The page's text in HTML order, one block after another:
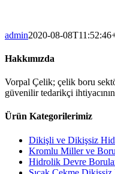
admin2020-08-
Hakkımızda
Vorpal Çelik; çelik boru
güvenilir tedarikçi
Ürün Kategorilerimiz
Dikişli ve Dikişsiz
Kromlu Miller ve
Hidrolik Devre